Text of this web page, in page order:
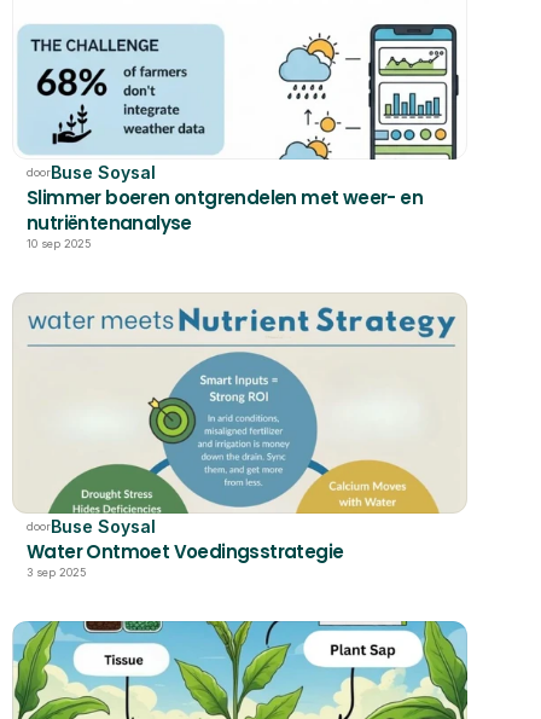
doorBuse Soysal
Slimmer boeren ontgrendelen met weer- en
nutriëntenanalyse
10 sep 2025
doorBuse Soysal
Water Ontmoet Voedingsstrategie
3 sep 2025